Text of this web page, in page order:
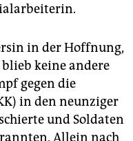
in der Hoffnung,
keine andere
gegen die
in den neunziger
und Soldaten
Allein nach